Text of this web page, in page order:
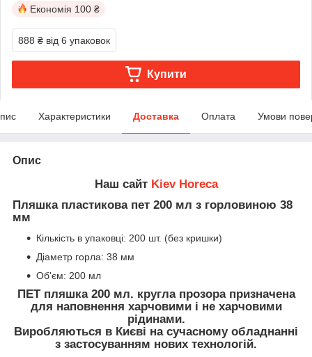
Економія 100 ₴
888 ₴ від 6 упаковок
Купити
Характеристики Доставка Оплата Умови
Опис
Наш сайт Kiev Horeca
Пляшка пластикова пет 200 мл з горловиною 38
мм
Кількість в упаковці: 200 шт. (без кришки)
Діаметр горла: 38 мм
Об'єм: 200 мл
ПЕТ пляшка 200 мл. кругла прозора призначена
для наповнення харчовими і не харчовими
рідинами.
Виробляються в Києві на сучасному обладнанні
з застосуванням нових технологій.